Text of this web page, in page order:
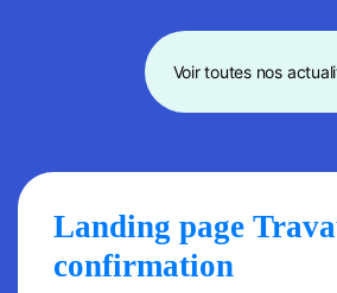
Voir toutes nos
Landing page
confirmation